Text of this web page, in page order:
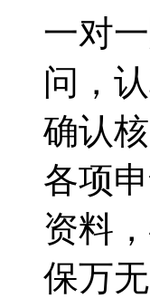
一对
问，
确认
各项
资料
保万